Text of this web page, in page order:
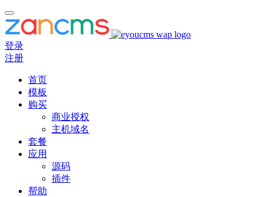
登录
注册
首页
模板
购买
商业授权
主机域名
套餐
应用
源码
插件
帮助